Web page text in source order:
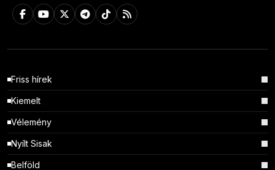
Friss hírek
Kiemelt
Vélemény
Nyílt Sisak
Belföld